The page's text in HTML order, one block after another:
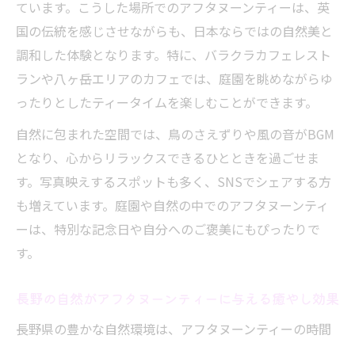
ています。こうした場所でのアフタヌーンティーは、英
国の伝統を感じさせながらも、日本ならではの自然美と
調和した体験となります。特に、バラクラカフェレスト
ランや八ヶ岳エリアのカフェでは、庭園を眺めながらゆ
ったりとしたティータイムを楽しむことができます。
自然に包まれた空間では、鳥のさえずりや風の音がBGM
となり、心からリラックスできるひとときを過ごせま
す。写真映えするスポットも多く、SNSでシェアする方
も増えています。庭園や自然の中でのアフタヌーンティ
ーは、特別な記念日や自分へのご褒美にもぴったりで
す。
長野県の豊かな自然環境は、アフタヌーンティーの時間